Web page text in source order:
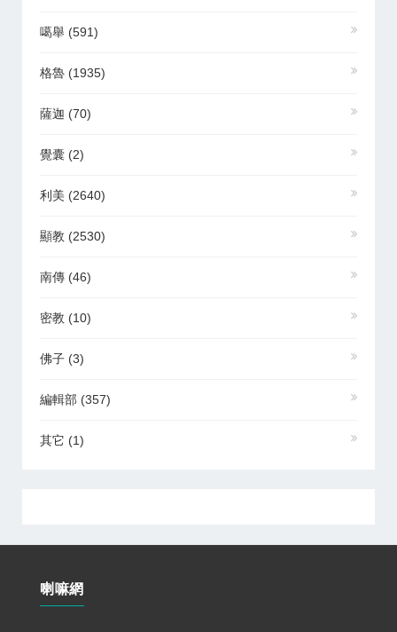
噶舉 (591)
格魯 (1935)
薩迦 (70)
覺囊 (2)
利美 (2640)
顯教 (2530)
南傳 (46)
密教 (10)
佛子 (3)
編輯部 (357)
其它 (1)
喇嘛網